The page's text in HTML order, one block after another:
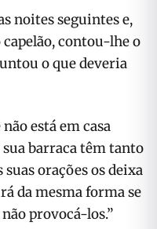
noites seguintes e,
contou-lhe o
o que deveria
não está em casa
barraca têm tanto
orações os deixa
da mesma forma se
provocá-los.”